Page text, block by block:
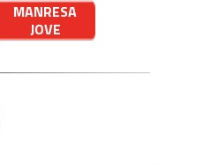
MANRESA
JOVE